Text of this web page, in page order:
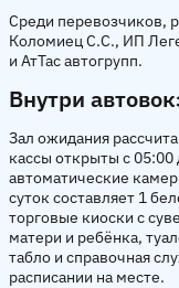
Среди перевозчиков,
Коломиец С.С., ИП
и АтТас автогрупп.
Внутри
Зал ожидания
кассы открыты с
автоматические
суток составляет 1
торговые киоски с
матери и ребёнка,
табло и справочная
расписании на месте.